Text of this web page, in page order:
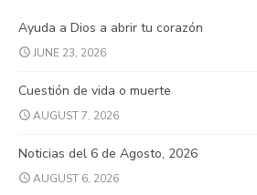
Ayuda a Dios a abrir tu corazón
JUNE 23, 2026
Cuestión de vida o muerte
AUGUST 7, 2026
Noticias del 6 de Agosto, 2026
AUGUST 6, 2026